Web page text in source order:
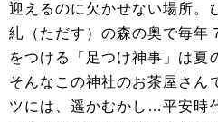
迎えるのに欠かせない場所。
糺（ただす）の森の奥で毎年
をつける「足つけ神事」は夏
そんなこの神社のお茶屋さん
ツには、遥かむかし…平安時